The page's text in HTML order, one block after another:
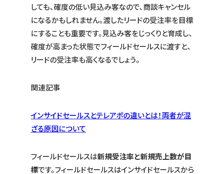
しても、確度の低い見込み客なので、商談キャンセル
になるかもしれません。渡したリードの受注率を目標
にすることも重要です。見込み客をじっくりと育成し、
確度が高まった状態でフィールドセールスに渡すと、
リードの受注率も高くなるでしょう。
関連記事
インサイドセールスとテレアポの違いとは！両者が混
ざる原因について
フィールドセールスは新規受注率と新規売上数が目
標です。フィールドセールスはインサイドセールスから